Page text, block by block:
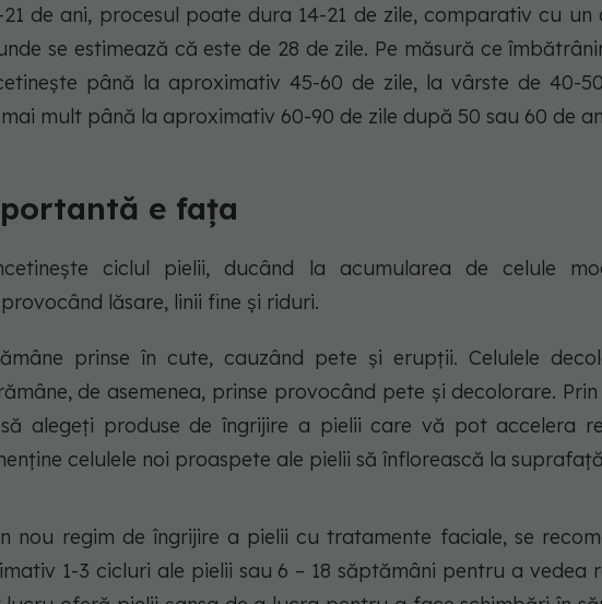
de ani, procesul poate dura 14-21 de zile, comparativ cu un
se estimează că este de 28 de zile. Pe măsură ce
până la aproximativ 45-60 de zile, la vârste de 40-
mult până la aproximativ 60-90 de zile după 50 sau 60 de
e fața
ciclul pielii, ducând la acumularea de celule
lăsare, linii fine și riduri.
prinse în cute, cauzând pete și erupții. Celulele
de asemenea, prinse provocând pete și decolorare.
alegeți produse de îngrijire a pielii care vă pot accelera
celulele noi proaspete ale pielii să înflorească la
nou regim de îngrijire a pielii cu tratamente faciale, se
1-3 cicluri ale pielii sau 6 – 18 săptămâni pentru a vedea